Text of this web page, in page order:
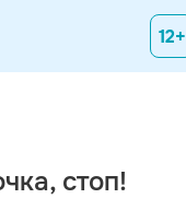
12+
cтоп!